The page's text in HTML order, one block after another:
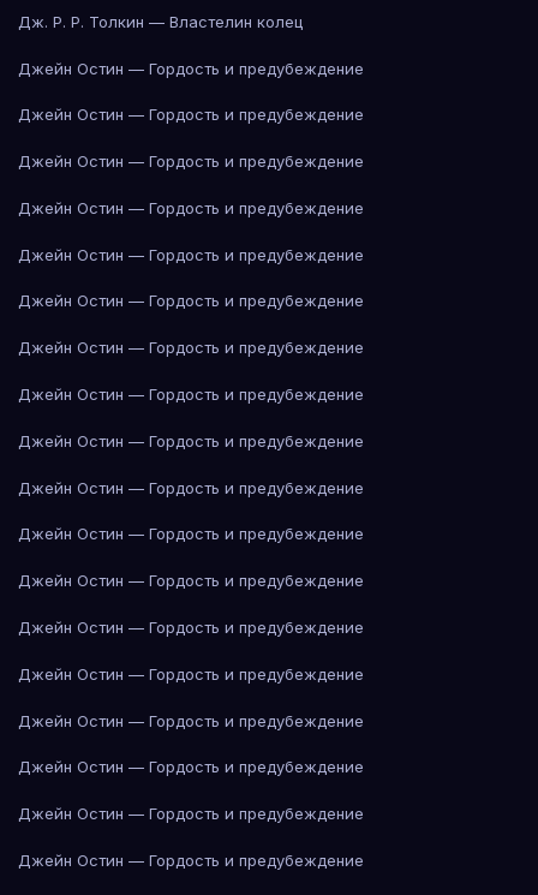
Дж. Р. Р. Толкин — Властелин колец
Джейн Остин — Гордость и предубеждение
Джейн Остин — Гордость и предубеждение
Джейн Остин — Гордость и предубеждение
Джейн Остин — Гордость и предубеждение
Джейн Остин — Гордость и предубеждение
Джейн Остин — Гордость и предубеждение
Джейн Остин — Гордость и предубеждение
Джейн Остин — Гордость и предубеждение
Джейн Остин — Гордость и предубеждение
Джейн Остин — Гордость и предубеждение
Джейн Остин — Гордость и предубеждение
Джейн Остин — Гордость и предубеждение
Джейн Остин — Гордость и предубеждение
Джейн Остин — Гордость и предубеждение
Джейн Остин — Гордость и предубеждение
Джейн Остин — Гордость и предубеждение
Джейн Остин — Гордость и предубеждение
Джейн Остин — Гордость и предубеждение